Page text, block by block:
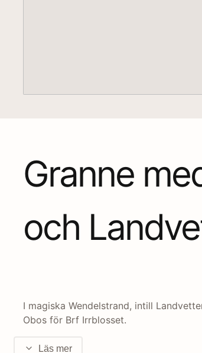
Granne
och
I magiska Wendelstrand, intill
Obos för Brf Irrblosset.
Läs mer